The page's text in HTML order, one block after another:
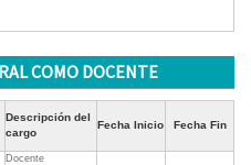
COMO DOCENTE
Descripción del
cargo
Fecha Inicio Fecha Fin
Docente